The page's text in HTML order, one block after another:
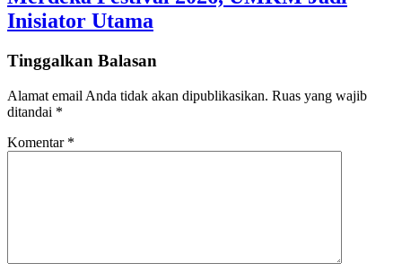
Inisiator Utama
Tinggalkan Balasan
Alamat email Anda tidak akan dipublikasikan. Ruas yang wajib
ditandai *
Komentar *